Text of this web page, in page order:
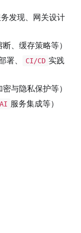
发现、网关设计
、缓存策略等）
署、 CI/CD 实践
与隐私保护等）
AI 服务集成等）